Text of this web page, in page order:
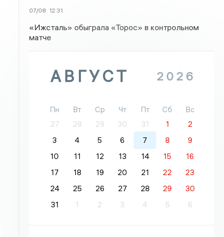
07/08 12:31
«Ижсталь» обыграла «Торос» в контрольном
матче
АВГУСТ 2026
Пн Вт Ср Чт Пт Сб
Вс
27
28 29 30 31 1
2
3
4 5 6 7 8
9
10
11 12 13 14 15
16
17
18 19 20 21 22
23
24
25 26 27 28 29
30
31
1 2 3 4 5 6